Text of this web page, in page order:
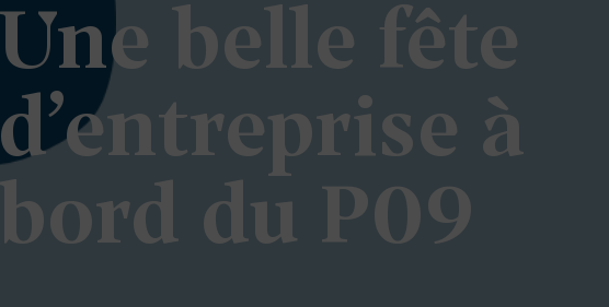
Une belle fête
d’entreprise à
bord du P09